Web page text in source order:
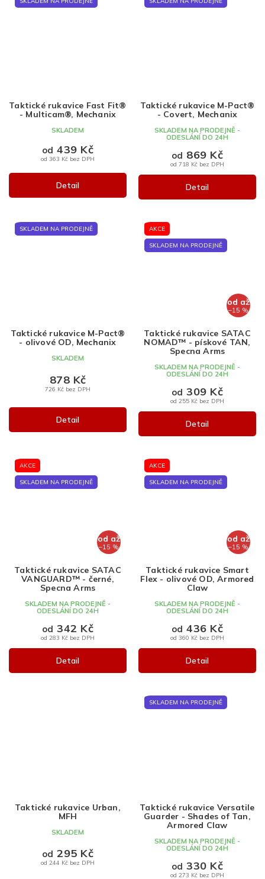
Taktické rukavice Fast Fit®
- Multicam®, Mechanix
SKLADEM
od 363 Kč bez DPH
od 439 Kč
Detail
Taktické rukavice M-Pact®
- Covert, Mechanix
SKLADEM NA PRODEJNĚ -
ODESLÁNÍ DO 24H
od 718 Kč bez DPH
od 869 Kč
Detail
SKLADEM NA PRODEJNĚ
Taktické rukavice M-Pact®
- olivové OD, Mechanix
SKLADEM
726 Kč bez DPH
878 Kč
Detail
AKCE
SKLADEM NA PRODEJNĚ
od až
–15 %
Taktické rukavice SATAC
NOMAD™ - pískové TAN,
Specna Arms
SKLADEM NA PRODEJNĚ -
ODESLÁNÍ DO 24H
od 255 Kč bez DPH
od 309 Kč
Detail
AKCE
SKLADEM NA PRODEJNĚ
od až
–15 %
Taktické rukavice SATAC
VANGUARD™ - černé,
Specna Arms
SKLADEM NA PRODEJNĚ -
ODESLÁNÍ DO 24H
od 283 Kč bez DPH
od 342 Kč
Detail
AKCE
SKLADEM NA PRODEJNĚ
od až
–15 %
Taktické rukavice Smart
Flex - olivové OD, Armored
Claw
SKLADEM NA PRODEJNĚ -
ODESLÁNÍ DO 24H
od 360 Kč bez DPH
od 436 Kč
Detail
Taktické rukavice Urban,
MFH
SKLADEM
od 244 Kč bez DPH
od 295 Kč
SKLADEM NA PRODEJNĚ
Taktické rukavice Versatile
Guarder - Shades of Tan,
Armored Claw
SKLADEM NA PRODEJNĚ -
ODESLÁNÍ DO 24H
od 273 Kč bez DPH
od 330 Kč